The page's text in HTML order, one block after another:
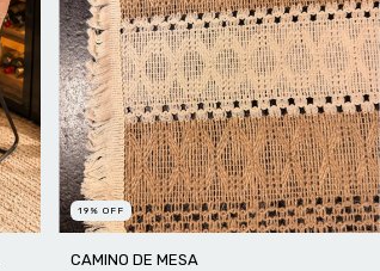
19 %OFF
CAMINO DE MESA